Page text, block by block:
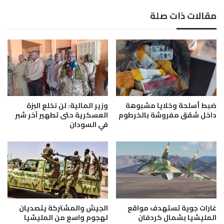
ت
ا
ل
م
ه
ا
ج
ر
ي
ن
ص
ح
ر
ا
ء
ل
ي
ب
ل
ق
"
ا
ل
م
ح
ف
ظ
ة
خ
ض
ر
ا
ء
"
ل
ت
مقالات ذات صلة
ضبط أسلحة وخلايا مشبوهة
داخل شقق مفروشة بالخرطوم
وزير المالية: لن نخلع البزة
العسكرية حتى تطهير آخر شبر
في السودان
غارات جوية تستهدف مواقع
المليشيا بشمال كردفان
الجيش والمشتركة يتصديان
لهجوم واسع من المليشيا